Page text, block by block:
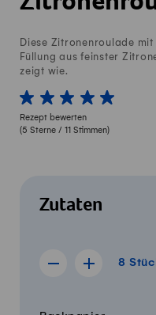
Diese Zitronenroulade
Füllung aus feinster
zeigt wie.
1 von 5 Sterne
2 von 5 Sterne
3 von 5 Sterne
4 von 5 Sterne
5 von 5 Sterne
Rezept bewerten
(5 Sterne / 11 Stimmen)
Zutaten
Rezept für 7
Rezept für
8